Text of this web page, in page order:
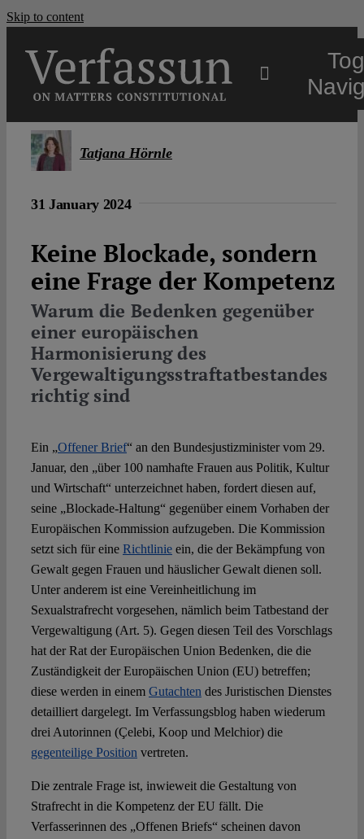
Skip to content
Projects
Authors
Tatjana Hörnle
31 January 2024
Keine Blockade, sondern
eine Frage der Kompetenz
Warum die Bedenken gegenüber
einer europäischen
Harmonisierung des
Vergewaltigungsstraftatbestandes
richtig sind
Ein „Offener Brief“ an den Bundesjustizminister vom 29.
Januar, den „über 100 namhafte Frauen aus Politik, Kultur
und Wirtschaft“ unterzeichnet haben, fordert diesen auf,
seine „Blockade-Haltung“ gegenüber einem Vorhaben der
Europäischen Kommission aufzugeben. Die Kommission
setzt sich für eine Richtlinieein, die der Bekämpfung von
Gewalt gegen Frauen und häuslicher Gewalt dienen soll.
Unter anderem ist eine Vereinheitlichung im
Sexualstrafrecht vorgesehen, nämlich beim Tatbestand der
Vergewaltigung (Art. 5). Gegen diesen Teil des Vorschlags
hat der Rat der Europäischen Union Bedenken, die die
Zuständigkeit der Europäischen Union (EU) betreffen;
diese werden in einem Gutachten des Juristischen Dienstes
detailliert dargelegt. Im Verfassungsblog haben wiederum
drei Autorinnen (Çelebi, Koop und Melchior) die
gegenteilige Position vertreten.
Die zentrale Frage ist, inwieweit die Gestaltung von
Strafrecht in die Kompetenz der EU fällt. Die
Verfasserinnen des „Offenen Briefs“ scheinen davon